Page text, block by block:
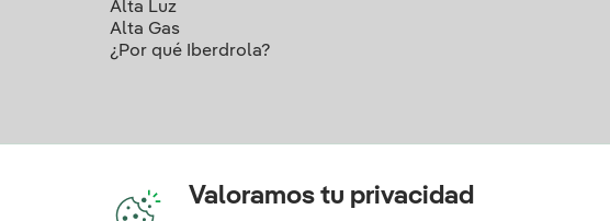
Alta Luz
Alta Gas
¿Por qué Iberdrola?
Valoramos tu privacidad